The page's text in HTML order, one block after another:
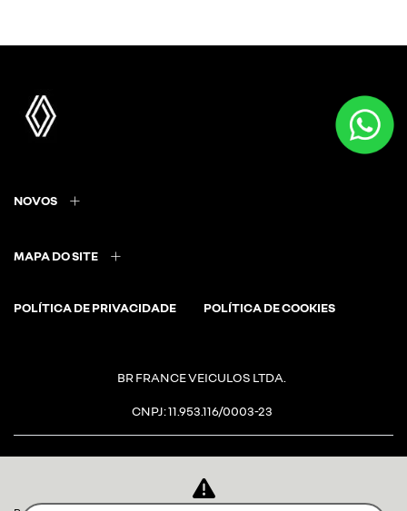
NOVOS
MAPA DO SITE
POLÍTICA DE PRIVACIDADE POLÍTICA DE COOKIES
BR FRANCE VEICULOS LTDA.
CNPJ: 11.953.116/0003-23